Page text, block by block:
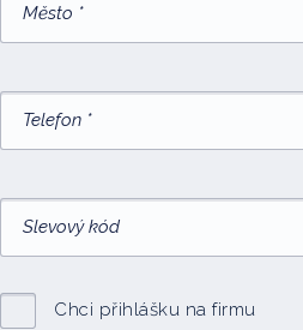
Chci přihlášku na firmu